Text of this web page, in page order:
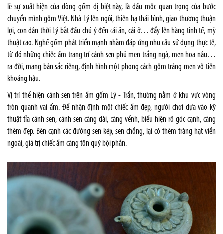
lẽ sự xuất hiện của dòng gốm dị biệt này, là dấu mốc quan trọng của bước
chuyển mình gốm Việt. Nhà Lý lên ngôi, thiên hạ thái bình, giao thương thuận
lợi, con dân thời Lý bắt đầu chú ý đến cái ăn, cái ở… đẩy lên hàng tinh tế, mỹ
thuật cao. Nghề gốm phát triển mạnh nhằm đáp ứng nhu cầu sử dụng thực tế,
từ đó những chiếc ấm trang trí cánh sen phủ men trắng ngà, men hoa nâu…
ra đời, mang bản sắc riêng, định hình một phong cách gốm tráng men vô tiền
khoáng hậu.
Vị trí thể hiện cánh sen trên ấm gốm Lý - Trần, thường nằm ở khu vực vòng
tròn quanh vai ấm. Để nhận định một chiếc ấm đẹp, người chơi dựa vào kỹ
thuật tỉa cánh sen, cánh sen càng dài, càng vểnh, biểu hiện rõ góc cạnh, càng
thêm đẹp. Bên cạnh các đường sen kép, sen chồng, lại có thêm tràng hạt viền
ngoài, giá trị chiếc ấm càng tôn quý bội phần.